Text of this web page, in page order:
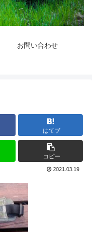
お問い合わせ
はてブ
コピー
2021.03.19